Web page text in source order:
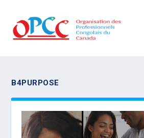
B4PURPOSE